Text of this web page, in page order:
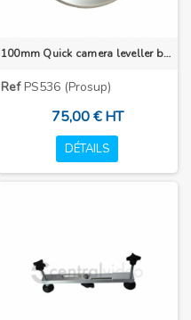
100mm Quick camera leveller ball
RefPS536 (Prosup)
75,00 € HT
DÉTAILS